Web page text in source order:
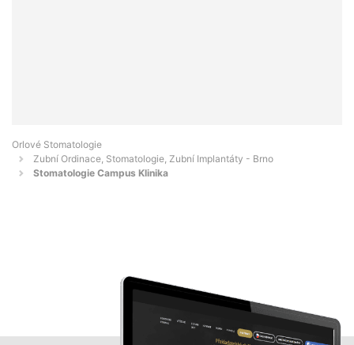
Orlové Stomatologie
Zubní Ordinace, Stomatologie, Zubní Implantáty - Brno
Stomatologie Campus Klinika